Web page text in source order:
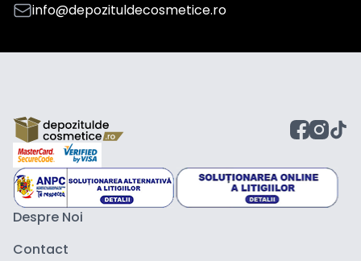
info@depozituldecosmetice.ro
Despre Noi
Contact